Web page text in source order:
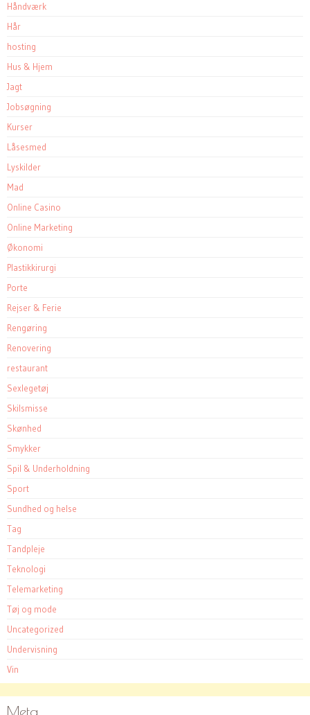
Håndværk
Hår
hosting
Hus & Hjem
Jagt
Jobsøgning
Kurser
Låsesmed
Lyskilder
Mad
Online Casino
Online Marketing
Økonomi
Plastikkirurgi
Porte
Rejser & Ferie
Rengøring
Renovering
restaurant
Sexlegetøj
Skilsmisse
Skønhed
Smykker
Spil & Underholdning
Sport
Sundhed og helse
Tag
Tandpleje
Teknologi
Telemarketing
Tøj og mode
Uncategorized
Undervisning
Vin
Meta